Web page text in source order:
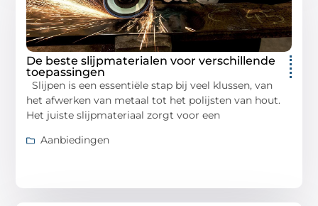
De beste slijpmaterialen voor verschillende
toepassingen
Slijpen is een essentiële stap bij veel klussen, van
het afwerken van metaal tot het polijsten van hout.
Het juiste slijpmateriaal zorgt voor een
Aanbiedingen